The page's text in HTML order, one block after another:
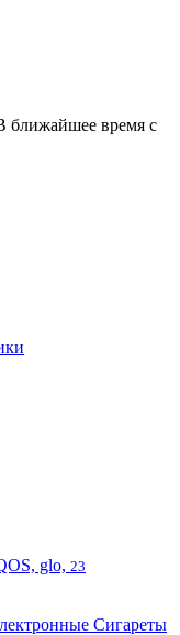
ближайшее время с
glo, 23
Сигареты